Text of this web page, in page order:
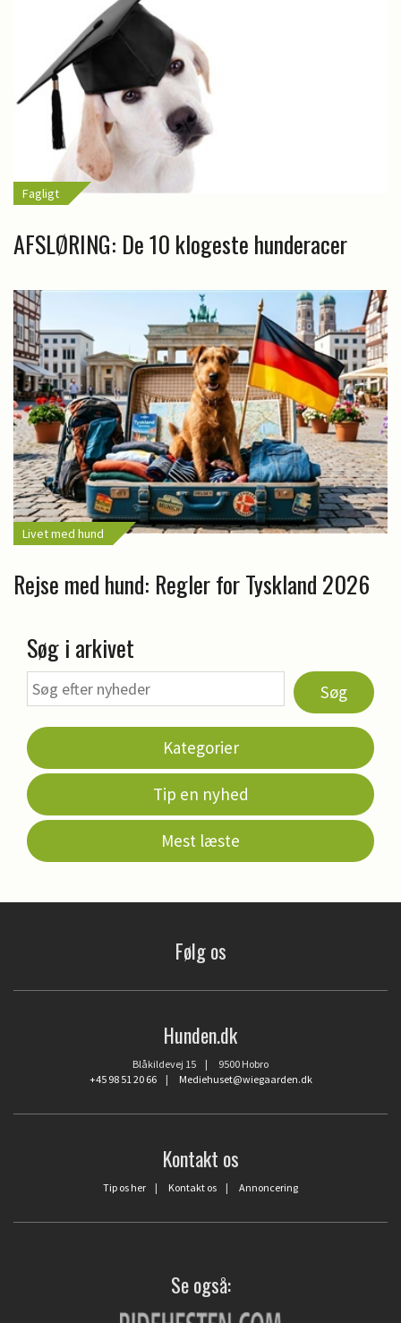
Fagligt
AFSLØRING: De 10 klogeste hunderacer
Livet med hund
Rejse med hund: Regler for Tyskland 2026
Søg i arkivet
Søg
Kategorier
Tip en nyhed
Mest læste
Følg os
Hunden.dk
Blåkildevej 15 | 9500 Hobro
+45 98 51 20 66| Mediehuset@wiegaarden.dk
Kontakt os
Tip os her | Kontakt os | Annoncering
Se også: